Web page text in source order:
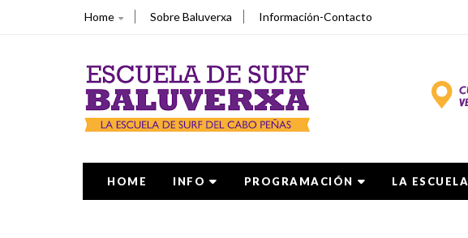
Home Sobre Baluverxa Información-Contacto
HOME INFO PROGRAMACIÓN LA ESCUELA